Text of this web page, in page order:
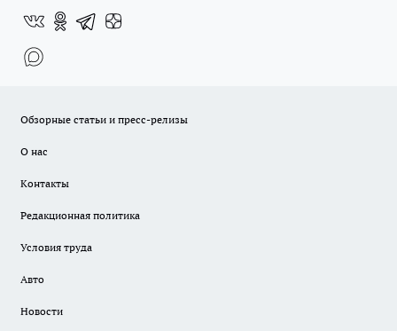
Обзорные статьи и пресс-релизы
О нас
Контакты
Редакционная политика
Условия труда
Авто
Новости